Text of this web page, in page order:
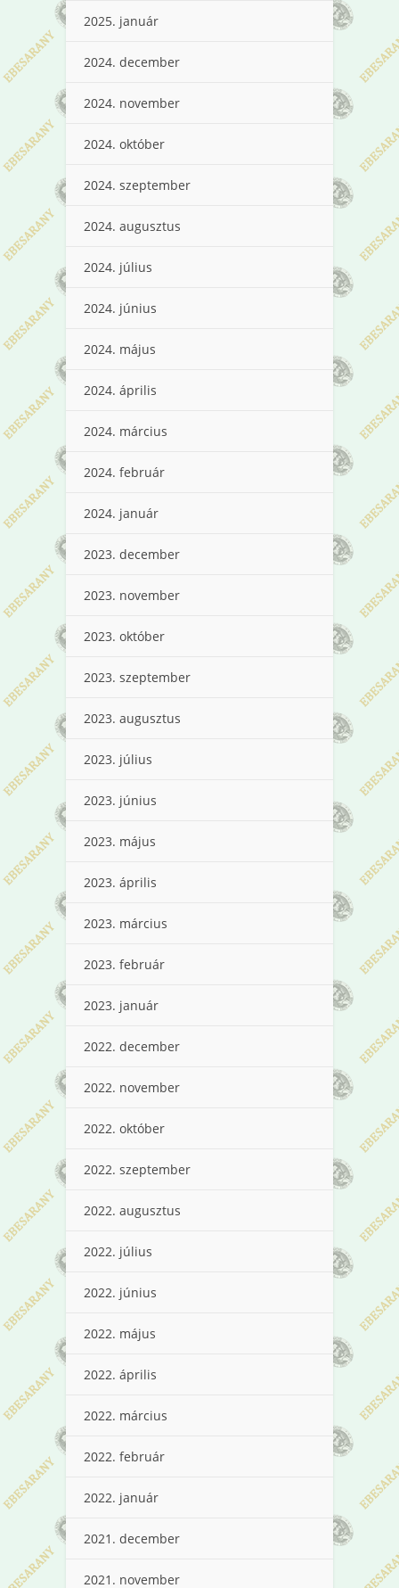
2025. január
2024. december
2024. november
2024. október
2024. szeptember
2024. augusztus
2024. július
2024. június
2024. május
2024. április
2024. március
2024. február
2024. január
2023. december
2023. november
2023. október
2023. szeptember
2023. augusztus
2023. július
2023. június
2023. május
2023. április
2023. március
2023. február
2023. január
2022. december
2022. november
2022. október
2022. szeptember
2022. augusztus
2022. július
2022. június
2022. május
2022. április
2022. március
2022. február
2022. január
2021. december
2021. november